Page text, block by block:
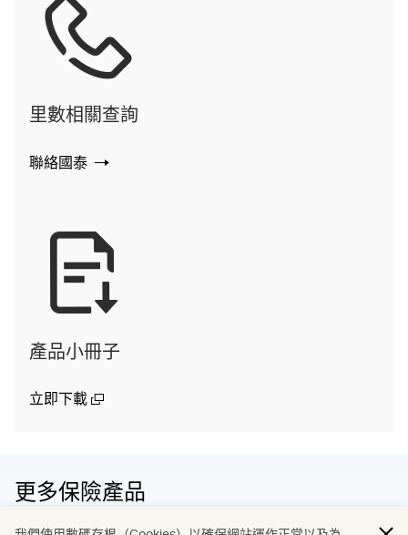
里數相關查詢
聯絡國泰
產品小冊子
立即下載 (open in a new window)
更多保險產品
探索一系列由國泰策略合作夥伴為你準備的保險計劃兼賺